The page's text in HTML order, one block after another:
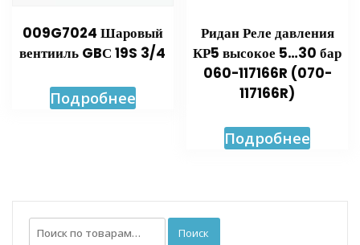
009G7024 Шаровый
вентииль GBС 19S 3/4
Подробнее
Ридан Реле давления
КР5 высокое 5…30 бар
060-117166R (070-
117166R)
Подробнее
Искать: Поиск